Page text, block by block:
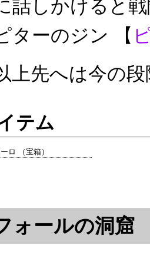
話しかけると
ターのジン 【
上先へは今の
テム
ロ （宝箱）
ォールの洞窟